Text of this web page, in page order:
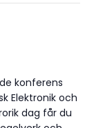
konferens
Elektronik och
dag får du